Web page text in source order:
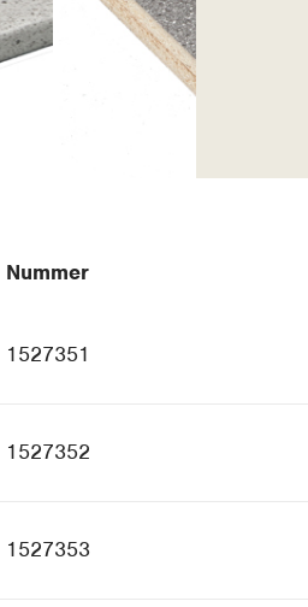
Nummer
1527351
1527352
1527353